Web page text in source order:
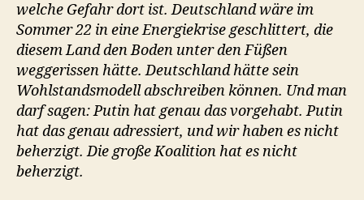
welche Gefahr dort ist. Deutschland wäre im
Sommer 22 in eine Energiekrise geschlittert, die
diesem Land den Boden unter den Füßen
weggerissen hätte. Deutschland hätte sein
Wohlstandsmodell abschreiben können. Und man
darf sagen: Putin hat genau das vorgehabt. Putin
hat das genau adressiert, und wir haben es nicht
beherzigt. Die große Koalition hat es nicht
beherzigt.